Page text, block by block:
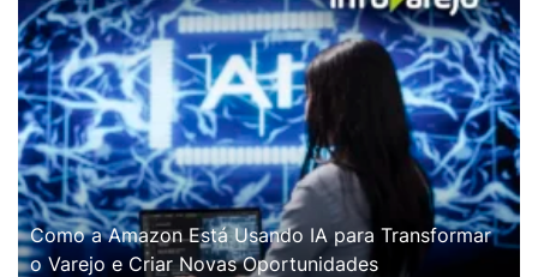
Como a Amazon Está Usando IA para Transformar
o Varejo e Criar Novas Oportunidades